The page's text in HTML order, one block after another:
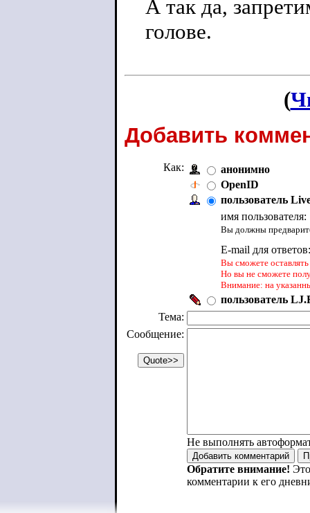
А так да,
голове.
(
Добавить
Как:
анонимно
OpenID
пользователь
имя пользователя:
Вы должны
E-mail для
Вы сможете
Но вы не сможете
Внимание: на
пользователь
Тема:
Сообщение:
Не выполнять
Обратите внимание!
комментарии к его